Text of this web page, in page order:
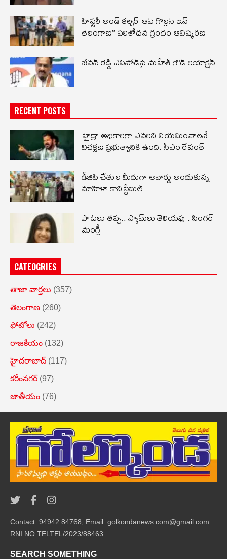
హిస్టరీ అండ్ కల్చర్ ఆఫ్ గొల్లస్ ఇన్
తెలంగాణ” పరిశోధన గ్రంధం ఆవిష్కరణ
జీవన్ రెడ్డి ఎపిసోడ్‌పై మహేశ్ గౌడ్ రియాక్షన్
RECENT POSTS
హైడ్రా అధికారిగా ఎవరిని నియమించాలనే
విచక్షణ ప్రభుత్వానికి ఉంది: సీఎం రేవంత్
డీజిపి చేతుల మీదుగా అవార్డు అందుకున్న
మాహిళా కానిస్టేబుల్
పాటలు తప్ప.. స్కామ్‌లు తెలియవు : సింగర్
మంగ్లీ
CATEOGRIES
తాజా వార్తలు (357)
తెలంగాణ (260)
ఫోటోలు (242)
రాజకీయం (132)
హైదరాబాద్ (117)
కరీంనగర్ (97)
జాతీయం (76)
Contact: 94942 84768, Email: golkondanews.com@gmail.com.
RNI NO:TELTEL/2023/88463.
SEARCH SOMETHING